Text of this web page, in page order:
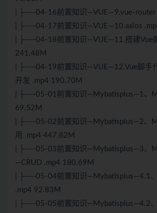
| ├──04-16前置知识—VUE—9.vue-router
| ├──04-17前置知识—VUE—10.axios
| ├──04-18前置知识—VUE—11.搭建Vue
241.48M
| ├──04-19前置知识—VUE—12.Vue脚手
开发 .mp4 190.70M
| ├──05-01前置知识—Mybatisplus—1、
69.52M
| ├──05-02前置知识—Mybatisplus—2、
用 .mp4 447.82M
| ├──05-03前置知识—Mybatisplus—3、
—CRUD .mp4 180.69M
| ├──05-04前置知识—Mybatisplus—4.1
.mp4 92.83M
| ├──05-05前置知识—Mybatisplus—4.2